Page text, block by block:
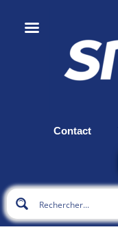
Contact